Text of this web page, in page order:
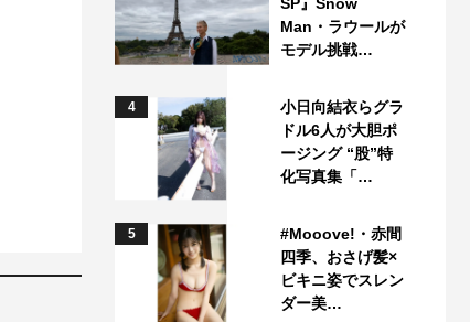
Man・ラウールが
モデル挑戦…
4
小日向結衣らグラ
ドル6人が大胆ポ
ージング “股”特
化写真集「…
5
#Mooove!・赤間
四季、おさげ髪×
ビキニ姿でスレン
ダー美…